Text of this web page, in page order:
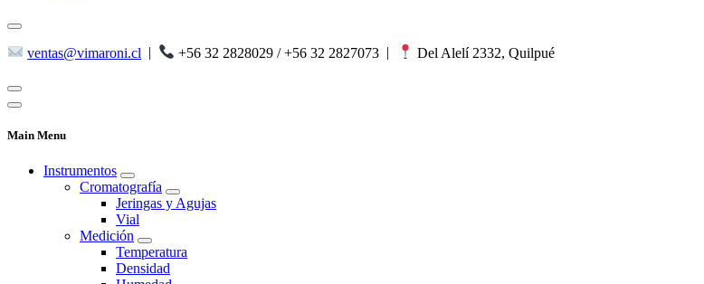
ventas@vimaroni.cl +56 32 2828029 / +56 32 2827073 Del Alelí 2332, Quilpué
Main Menu
Instrumentos
Cromatografía
Jeringas y Agujas
Vial
Medición
Temperatura
Densidad